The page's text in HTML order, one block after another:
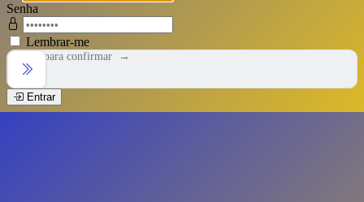
Senha
Lembrar-me
Arraste para confirmar →
Entrar